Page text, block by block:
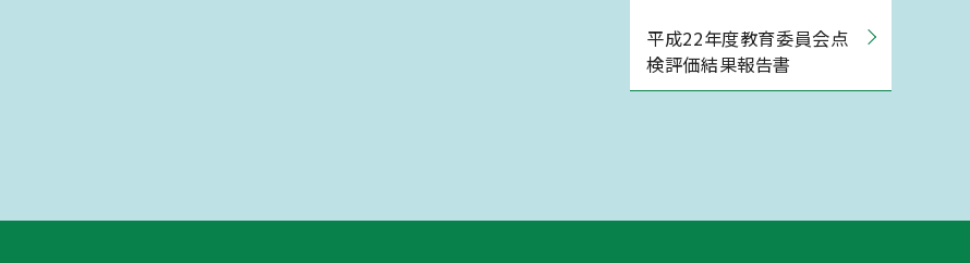
平成22年度教育委員会点
検評価結果報告書